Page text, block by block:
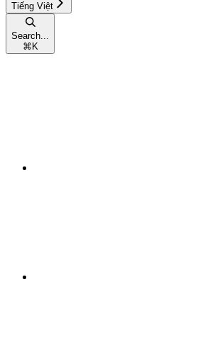
Tiếng Việt
Search...
⌘ K